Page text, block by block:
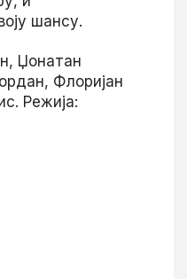
шансу.
Џонатан
Флоријан
Режија: